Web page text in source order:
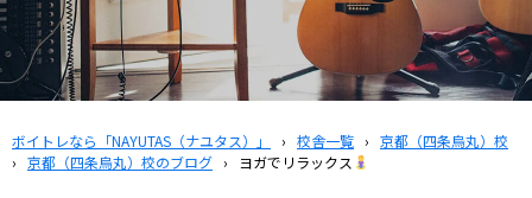
ボイトレなら「NAYUTAS（ナユタス）」 › 校舎一覧 › 京都（四条烏丸）校
› 京都（四条烏丸）校のブログ › ヨガでリラックス